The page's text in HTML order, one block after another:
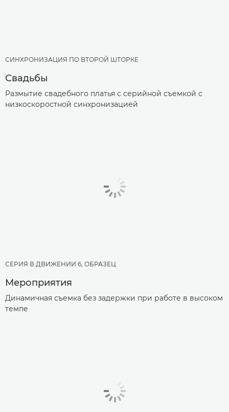
СИНХРОНИЗАЦИЯ ПО ВТОРОЙ ШТОРКЕ
Свадьбы
Размытие свадебного платья с серийной съемкой с
низкоскоростной синхронизацией
СЕРИЯ В ДВИЖЕНИИ 6, ОБРАЗЕЦ
Мероприятия
Динамичная съемка без задержки при работе в высоком
темпе